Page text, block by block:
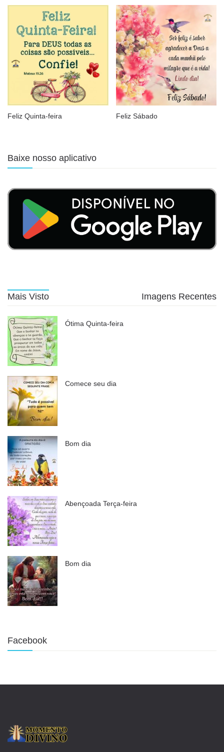
Feliz Quinta-feira Feliz Sábado
Baixe nosso aplicativo
Mais Visto Imagens Recentes
Ótima Quinta-feira
Comece seu dia
Bom dia
Abençoada Terça-feira
Bom dia
Facebook